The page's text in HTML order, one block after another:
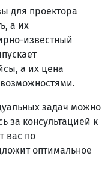
для проектора
а их
известный
а их цена
задач можно
за консультацией к
вас по
оптимальное